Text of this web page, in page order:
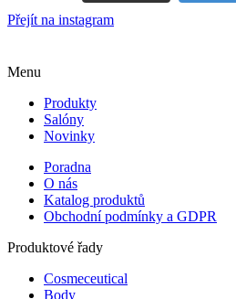
Přejít na instagram
Menu
Produkty
Salóny
Novinky
Poradna
O nás
Katalog produktů
Obchodní podmínky a GDPR
Produktové řady
Cosmeceutical
Body